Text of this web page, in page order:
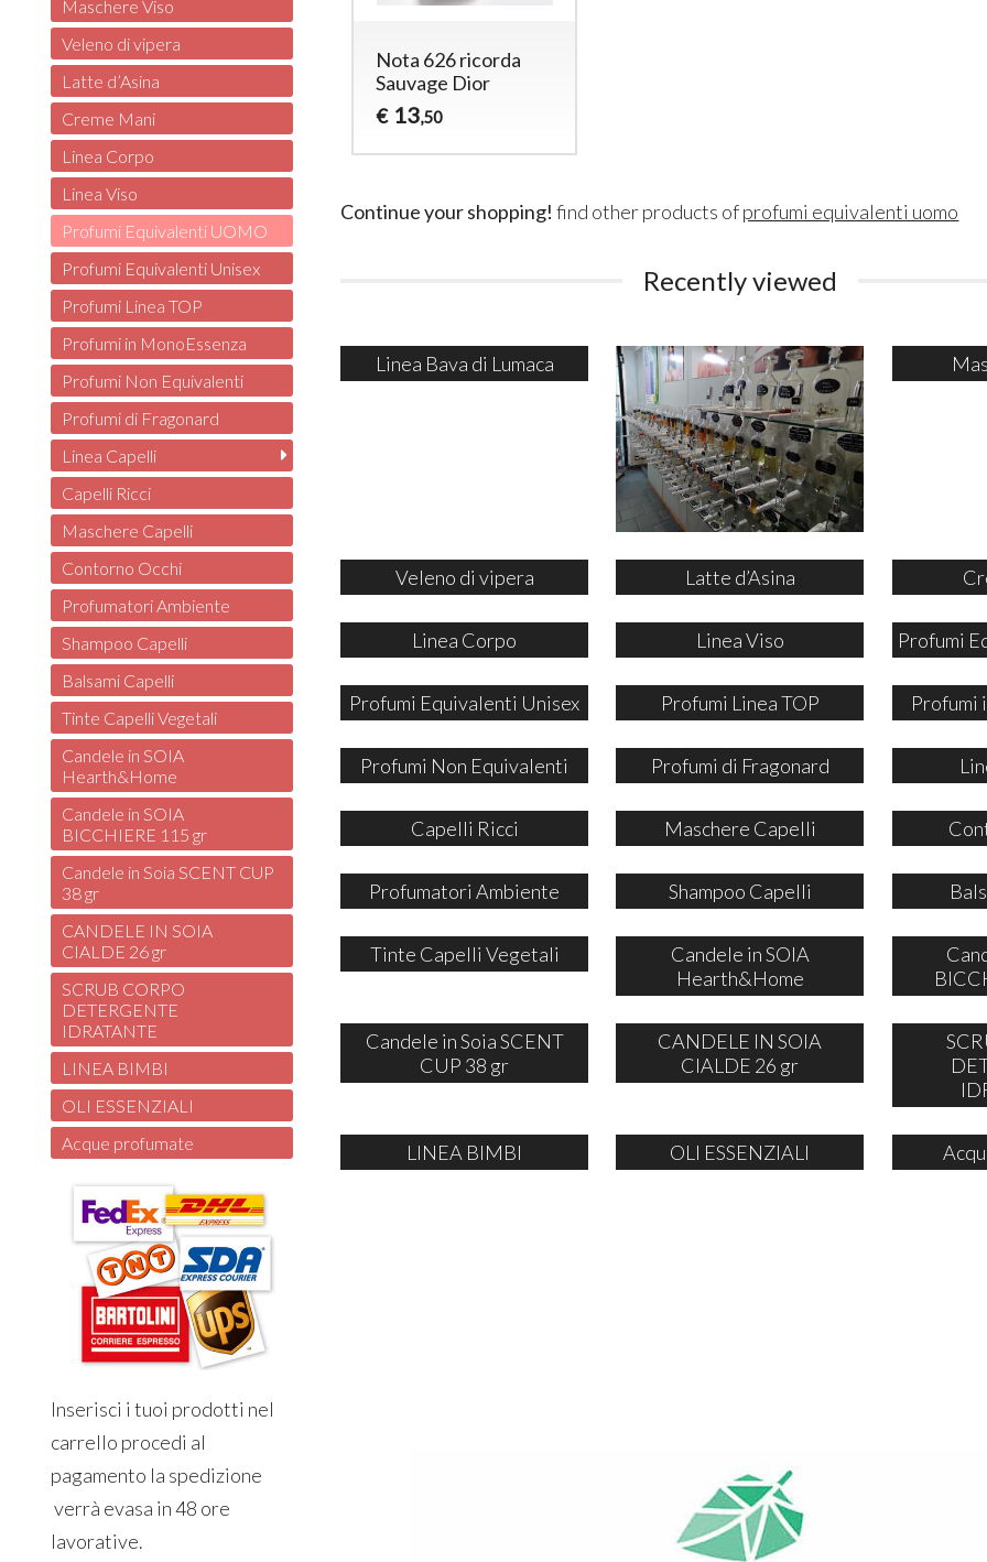
Nota 626 ricorda
Sauvage Dior
€ 13,50
Continue your shopping! find other products ofprofumi equivalenti uomo
Recently viewed
Linea Bava di Lumaca
Veleno di vipera Latte d’Asina
Linea Corpo Linea Viso Profumi
Profumi Equivalenti Unisex Profumi Linea TOP Profumi
Profumi Non Equivalenti Profumi di Fragonard
Capelli Ricci Maschere Capelli
Profumatori Ambiente Shampoo Capelli
Tinte Capelli Vegetali
Candele in SOIA
Hearth&Home
Candele in Soia SCENT
CUP 38 gr
CANDELE IN SOIA
CIALDE 26 gr
LINEA BIMBI OLI ESSENZIALI
Maschere Viso
Veleno di vipera
Latte d’Asina
Creme Mani
Linea Corpo
Linea Viso
Profumi Equivalenti UOMO
Profumi Equivalenti Unisex
Profumi Linea TOP
Profumi in MonoEssenza
Profumi Non Equivalenti
Profumi di Fragonard
Linea Capelli
Capelli Ricci
Maschere Capelli
Contorno Occhi
Profumatori Ambiente
Shampoo Capelli
Balsami Capelli
Tinte Capelli Vegetali
Candele in SOIA
Hearth&Home
Candele in SOIA
BICCHIERE 115 gr
Candele in Soia SCENT CUP
38 gr
CANDELE IN SOIA
CIALDE 26 gr
SCRUB CORPO
DETERGENTE
IDRATANTE
LINEA BIMBI
OLI ESSENZIALI
Acque profumate
Inserisci i tuoi prodotti nel
carrello procedi al
pagamento la spedizione
verrà evasa in 48 ore
lavorative.